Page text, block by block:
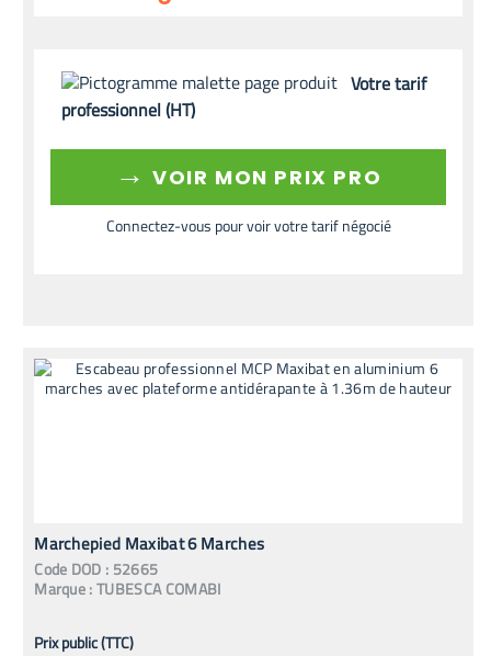
Votre tarif
professionnel (HT)
→ VOIR MON PRIX PRO
Connectez-vous pour voir votre tarif négocié
Marchepied Maxibat 6 Marches
Code DOD : 52665
Marque :TUBESCA COMABI
Prix public (TTC)